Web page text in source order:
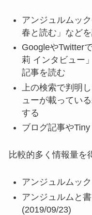
アンジュルムッ
春と読む」など
GoogleやTwitter
莉 インタビュー
記事を読む
上の検索で判明
ューが載ってい
する
ブログ記事や
比較的多く情報量を
アンジュルムッ
アンジュルムと
(2019/09/23)